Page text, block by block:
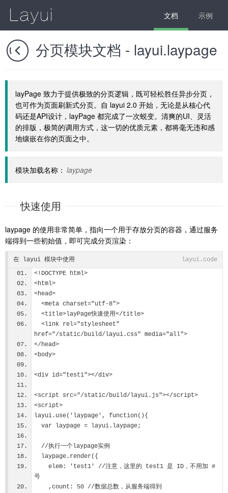
文档 示例
 分页模块文档 - layui.laypage
layPage 致力于提供极致的分页逻辑，既可轻松胜任异步分页，
也可作为页面刷新式分页。自 layui 2.0 开始，无论是从核心代
码还是API设计，layPage 都完成了一次蜕变。清爽的UI、灵活
的排版，极简的调用方式，这一切的优质元素，都将毫无违和感
地镶嵌在你的页面之中。
模块加载名称： laypage
快速使用
laypage 的使用非常简单，指向一个用于存放分页的容器，通过服务
端得到一些初始值，即可完成分页渲染：
在 layui 模块中使用
layui.code
<!DOCTYPE html>
<html>
<head>
  <meta charset="utf-8">
  <title>layPage快速使用</title>
href="/static/build/layui.css" media="all">
</head>
<body>
<div id="test1"></div>
<script src="/static/build/layui.js"></script>
<script>
layui.use('laypage', function(){
  var laypage = layui.laypage;
  //执行一个laypage实例
  laypage.render({
号
    ,count: 50 //数据总数，从服务端得到